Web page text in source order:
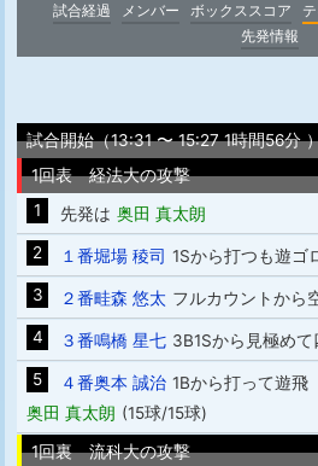
試合経過
メンバー ボックススコア
先発情報
試合開始（13:31 〜 15:27 1時間56分
1回表 経法大の攻撃
1
先発は 奥田 真太朗
2
１番堀場 稜司 1Sから打つも遊
3
２番畦森 悠太 フルカウントか
4
３番鳴橋 星七 3B1Sから見極め
5
４番奥本 誠治 1Bから打って遊
奥田 真太朗 (15球/15球)
1回裏 流科大の攻撃